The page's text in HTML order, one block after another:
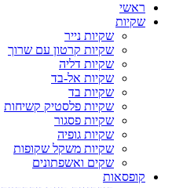
ראשי
שקיות
שקיות נייר
שקיות קרטון עם שרוך
שקיות דליה
שקיות אל-בד
שקיות בד
שקיות פלסטיק קשיחות
שקיות פסגור
שקיות גופיה
שקיות משקל שקופות
שקים ואשפתונים
קופסאות